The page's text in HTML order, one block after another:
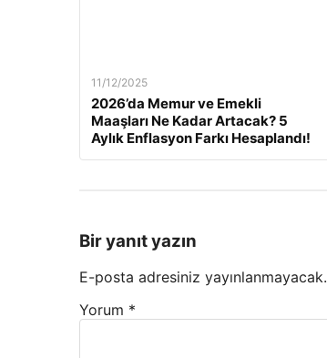
11/12/2025
2026’da Memur ve Emekli
Maaşları Ne Kadar Artacak? 5
Aylık Enflasyon Farkı Hesaplandı!
Bir yanıt yazın
E-posta adresiniz yayınlanmayacak.
Yorum *